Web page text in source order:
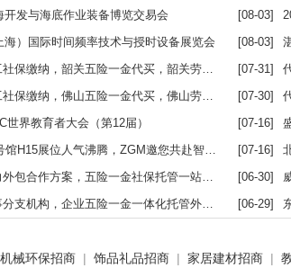
开发与海底作业装备博览交易会 [08-03]
海）国际时间频率技术与授时设备展览会 [08-03]
缴纳，韶关五险一金代买，韶关劳务派遣公司 [07-31]
缴纳，佛山五险一金代买，佛山劳务派遣公司 [07-30]
世界教育者大会（第12届） [07-16]
H15展位人气沸腾，ZGM邀您共赴智造之约 [07-16]
包合作方案，五险一金社保托管一站式代办 [06-30]
支机构，企业五险一金一体化托管外包方案 [06-29]
机械环保招商 | 饰品礼品招商 | 家居建材招商 |